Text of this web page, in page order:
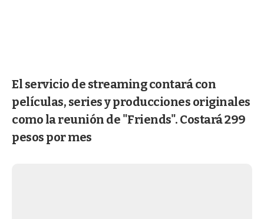
El servicio de streaming contará con
películas, series y producciones originales
como la reunión de "Friends". Costará 299
pesos por mes